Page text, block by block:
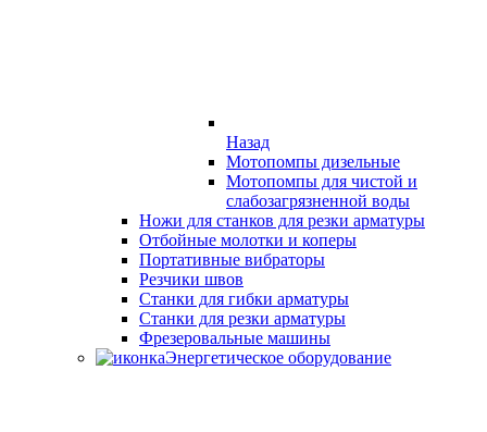
Назад
Мотопомпы дизельные
Мотопомпы для чистой и
слабозагрязненной воды
Ножи для станков для резки арматуры
Отбойные молотки и коперы
Портативные вибраторы
Резчики швов
Станки для гибки арматуры
Станки для резки арматуры
Фрезеровальные машины
Энергетическое оборудование